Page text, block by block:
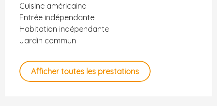
Cuisine américaine
Entrée indépendante
Habitation indépendante
Jardin commun
Afficher toutes les prestations